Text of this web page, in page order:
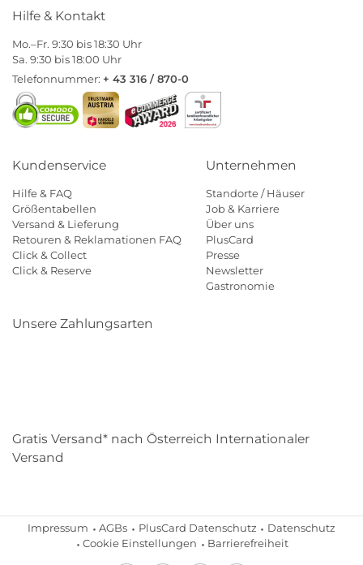
Hilfe & Kontakt
Mo.–Fr. 9:30 bis 18:30 Uhr
Sa. 9:30 bis 18:00 Uhr
Telefonnummer: + 43 316 / 870-0
Kundenservice
Hilfe & FAQ
Größentabellen
Versand & Lieferung
Retouren & Reklamationen FAQ
Click & Collect
Click & Reserve
Unternehmen
Standorte / Häuser
Job & Karriere
Über uns
PlusCard
Presse
Newsletter
Gastronomie
Unsere Zahlungsarten
Gratis Versand* nach Österreich Internationaler
Versand
Impressum AGBs PlusCard Datenschutz
Datenschutz
Cookie Einstellungen
Barrierefreiheit